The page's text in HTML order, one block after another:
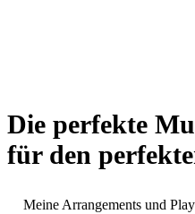
Die perfekte
für den
Meine Arrangements und